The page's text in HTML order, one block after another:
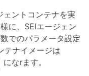
ェントコンテナを実
に、SEIエージェン
でのパラメータ設定
テナイメージは
になrます。